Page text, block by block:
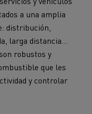
distribución,
larga distancia...
robustos y
que les
y controlar